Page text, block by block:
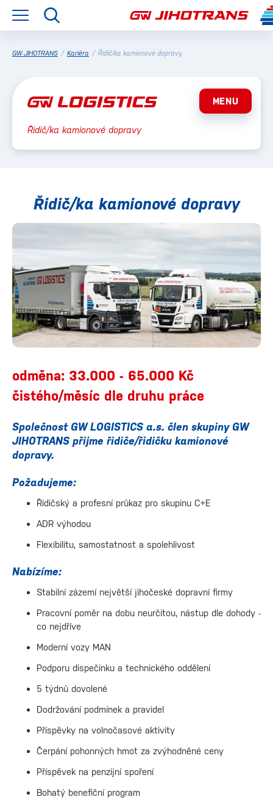
GW JIHOTRANS / Kariéra / Řidič/ka kamionové dopravy
Řidič/ka kamionové dopravy
MENU
Řidič/ka kamionové dopravy
odměna: 33.000 - 65.000 Kč
čistého/měsíc dle druhu práce
Společnost GW LOGISTICS a.s. člen skupiny GW
JIHOTRANS přijme řidiče/řidičku kamionové
dopravy.
Požadujeme:
Řidičský a profesní průkaz pro skupinu C+E
ADR výhodou
Flexibilitu, samostatnost a spolehlivost
Nabízíme:
Stabilní zázemí největší jihočeské dopravní firmy
Pracovní poměr na dobu neurčitou, nástup dle dohody -
co nejdříve
Moderní vozy MAN
Podporu dispečinku a technického oddělení
5 týdnů dovolené
Dodržování podmínek a pravidel
Příspěvky na volnočasové aktivity
Čerpání pohonných hmot za zvýhodněné ceny
Příspěvek na penzijní spoření
Bohatý benefiční program